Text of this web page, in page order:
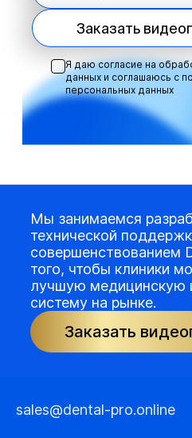
Заказать
Я даю согласие на
данных и соглашаюсь с
персональных данных
Мы занимаемся
технической
совершенствованием
того, чтобы клиники
лучшую медицинскую
систему на рынке.
Заказать
sales@dental-pro.online